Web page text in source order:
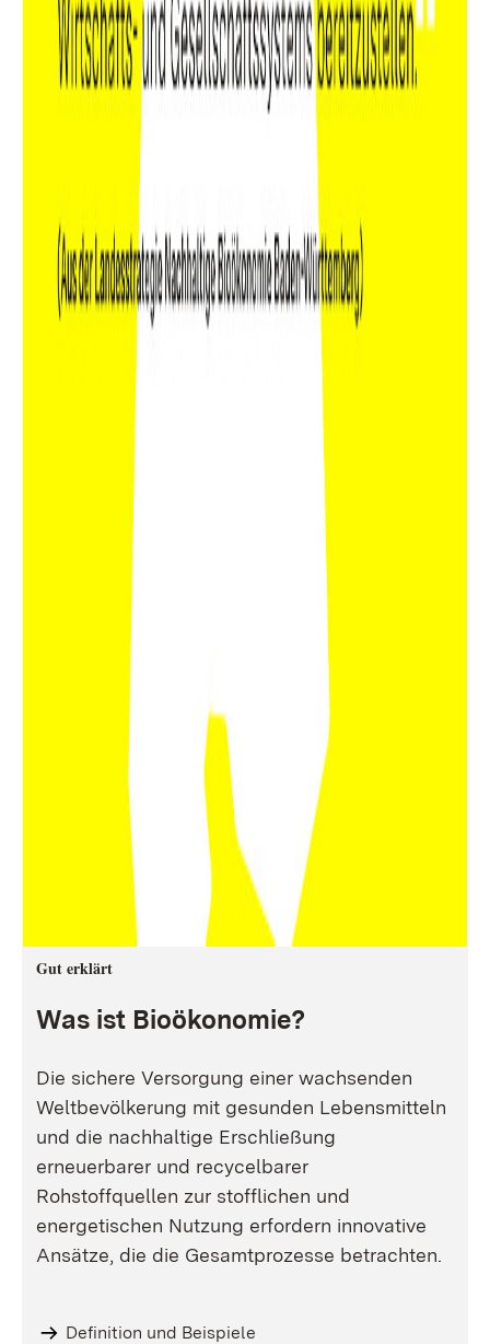
Gut erklärt
Was ist Bioökonomie?
Die sichere Versorgung einer wachsenden
Weltbevölkerung mit gesunden Lebensmitteln
und die nachhaltige Erschließung
erneuerbarer und recycelbarer
Rohstoffquellen zur stofflichen und
energetischen Nutzung erfordern innovative
Ansätze, die die Gesamtprozesse betrachten.
Definition und Beispiele